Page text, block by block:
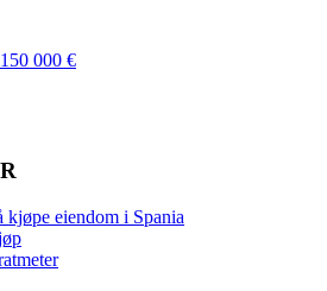
000 €
kjøpe eiendom i Spania